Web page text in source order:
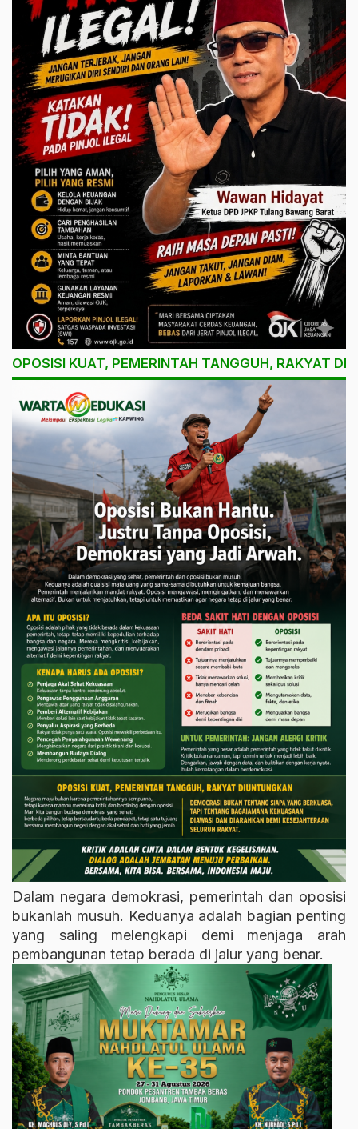
OPOSISI KUAT, PEMERINTAH TANGGUH, RAKYAT
Dalam negara demokrasi, pemerintah dan oposisi
bukanlah musuh. Keduanya adalah bagian penting
yang saling melengkapi demi menjaga arah
pembangunan tetap berada di jalur yang benar.